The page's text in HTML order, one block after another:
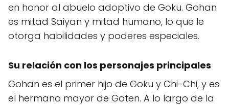
en honor al abuelo adoptivo de Goku. Gohan
es mitad Saiyan y mitad humano, lo que le
otorga habilidades y poderes especiales.
Su relación con los personajes principales
Gohan es el primer hijo de Goku y Chi-Chi, y es
el hermano mayor de Goten. A lo largo de la